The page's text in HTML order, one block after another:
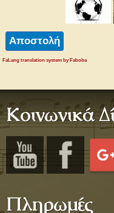
FaLang translation system by Faboba
Κοινωνικά
Πληρωμές